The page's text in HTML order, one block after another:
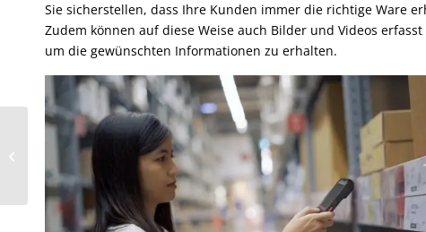
Sie sicherstellen, dass Ihre Kunden immer die richtige Ware
Zudem können auf diese Weise auch Bilder und Videos
um die gewünschten Informationen zu erhalten.
Dataphone GmbH beim 29.
österreichischen Logistiktag